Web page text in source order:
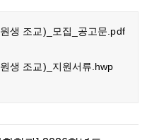
생 조교)_모집_공고문.pdf
생 조교)_지원서류.hwp